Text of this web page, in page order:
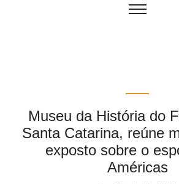
Museu da História do
Santa Catarina, reúne
exposto sobre o
Américas